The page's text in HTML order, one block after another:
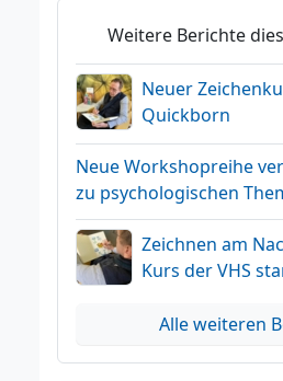
Weitere Berichte
Neuer
Quickborn
Neue Workshopreihe
zu psychologischen
Zeichnen am
Kurs der VHS
Alle weiteren